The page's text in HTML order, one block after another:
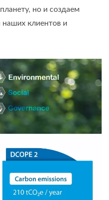
но и создаем
клиентов и